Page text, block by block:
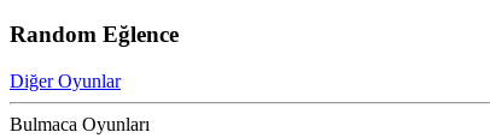
Random Eğlence
Diğer Oyunlar
Bulmaca Oyunları